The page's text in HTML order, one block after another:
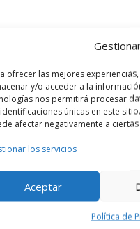
ofrecer las mejores
y/o acceder a la
nos permitirá procesar
únicas en este
afectar negativamente a
los servicios
Aceptar
Política de